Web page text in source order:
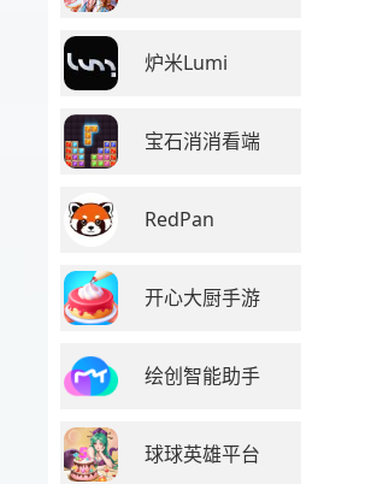
炉米Lumi
宝石消消看端
RedPan
开心大厨手游
绘创智能助手
球球英雄平台